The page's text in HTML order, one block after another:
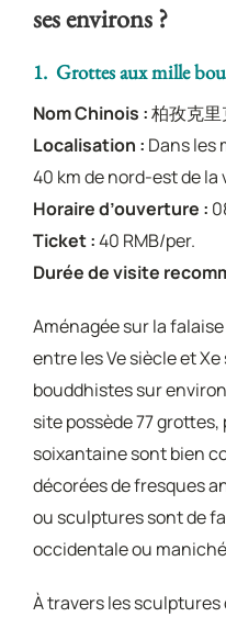
ses environs ?
1. Grottes aux mille
Nom Chinois :柏孜克
Localisation : Dans les
40 km de nord-est de la
Horaire d’ouverture :
Ticket :40 RMB/per.
Durée de visite
Aménagée sur la
entre les Ve siècle et
bouddhistes sur
site possède 77
soixantaine sont bien
décorées de fresques
ou sculptures sont de
occidentale ou
À travers les